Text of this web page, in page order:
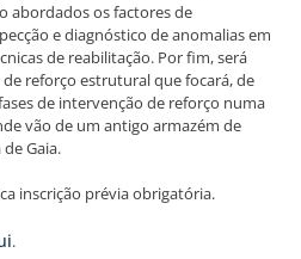
abordados os factores de
e diagnóstico de anomalias em
de reabilitação. Por fim, será
reforço estrutural que focará, de
de intervenção de reforço numa
vão de um antigo armazém de
Gaia.
inscrição prévia obrigatória.
.